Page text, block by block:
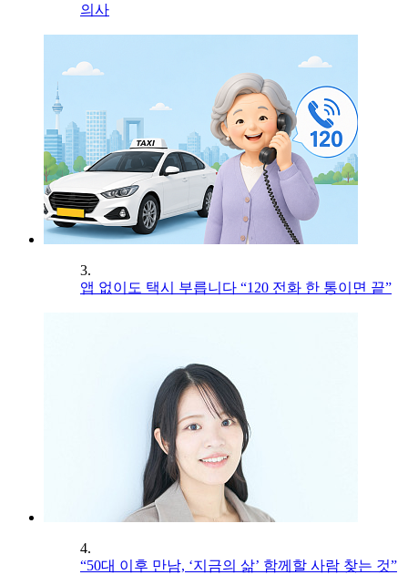
의사
3.
앱 없이도 택시 부릅니다 “120 전화 한 통이면 끝”
4.
“50대 이후 만남, ‘지금의 삶’ 함께할 사람 찾는 것”